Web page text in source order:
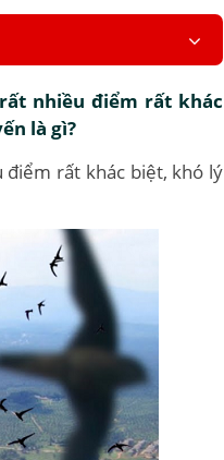
nhiều điểm rất khác
là gì?
điểm rất khác biệt, khó lý